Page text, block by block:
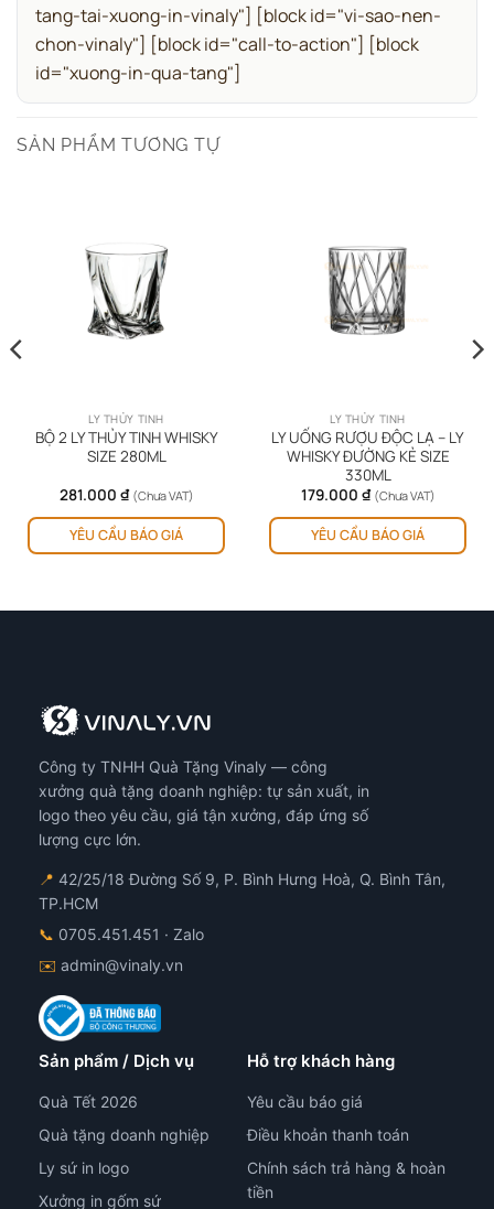
tang-tai-xuong-in-vinaly"] [block id="vi-sao-nen-
chon-vinaly"] [block id="call-to-action"] [block
id="xuong-in-qua-tang"]
SẢN PHẨM TƯƠNG TỰ
LY THỦY TINH
BỘ 2 LY THỦY TINH WHISKY
SIZE 280ML
281.000 ₫ (Chưa VAT)
YÊU CẦU BÁO GIÁ
LY THỦY TINH
LY UỐNG RƯỢU ĐỘC LẠ – LY
WHISKY ĐƯỜNG KẺ SIZE
330ML
179.000 ₫ (Chưa VAT)
YÊU CẦU BÁO GIÁ
Công ty TNHH Quà Tặng Vinaly — công
xưởng quà tặng doanh nghiệp: tự sản xuất, in
logo theo yêu cầu, giá tận xưởng, đáp ứng số
lượng cực lớn.
📍 42/25/18 Đường Số 9, P. Bình Hưng Hoà, Q. Bình Tân,
TP.HCM
📞 0705.451.451 · Zalo
✉️ admin@vinaly.vn
Sản phẩm / Dịch vụ
Quà Tết 2026
Quà tặng doanh nghiệp
Ly sứ in logo
Xưởng in gốm sứ
Hỗ trợ khách hàng
Yêu cầu báo giá
Điều khoản thanh toán
Chính sách trả hàng & hoàn
tiền